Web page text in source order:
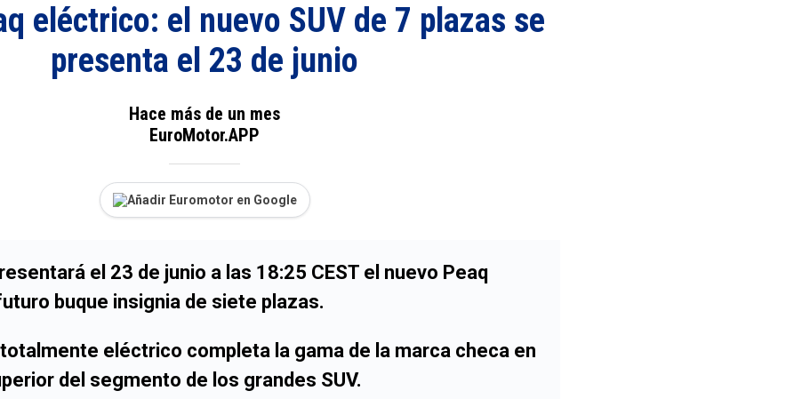
eléctrico: el nuevo SUV de 7 plazas se
presenta el 23 de junio
Hace más de un mes
EuroMotor.APP
Añadir Euromotor en Google
el 23 de junio a las 18:25 CEST el nuevo Peaq
buque insignia de siete plazas.
totalmente eléctrico completa la gama de la marca checa en
del segmento de los grandes SUV.